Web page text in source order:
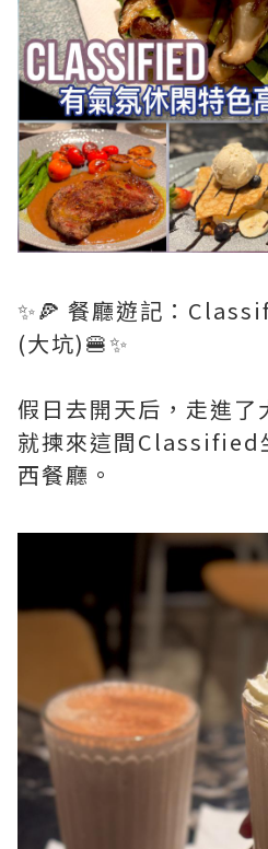
✨🍕 餐廳遊記：
(大坑)🍔✨
假日去開天后，走進了
就揀來這間Classified
西餐廳。